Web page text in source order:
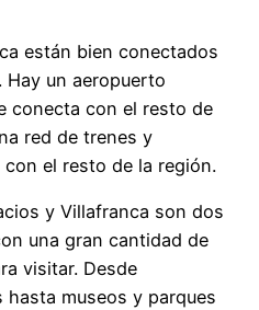
están bien conectados
Hay un aeropuerto
conecta con el resto de
red de trenes y
el resto de la región.
y Villafranca son dos
una gran cantidad de
visitar. Desde
museos y parques